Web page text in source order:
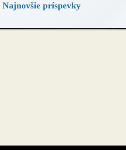
Najnovšie príspevky